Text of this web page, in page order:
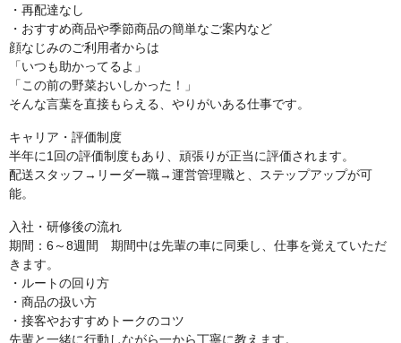
・再配達なし
・おすすめ商品や季節商品の簡単なご案内など
顔なじみのご利用者からは
「いつも助かってるよ」
「この前の野菜おいしかった！」
そんな言葉を直接もらえる、やりがいある仕事です。
キャリア・評価制度
半年に1回の評価制度もあり、頑張りが正当に評価されます。
配送スタッフ→リーダー職→運営管理職と、ステップアップが可
能。
入社・研修後の流れ
期間：6～8週間 期間中は先輩の車に同乗し、仕事を覚えていただ
きます。
・ルートの回り方
・商品の扱い方
・接客やおすすめトークのコツ
先輩と一緒に行動しながら一から丁寧に教えます。